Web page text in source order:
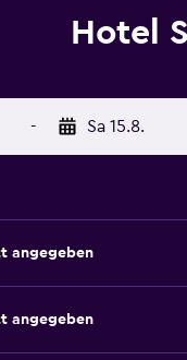
Hotel
- Sa 15.8.
angegeben
angegeben